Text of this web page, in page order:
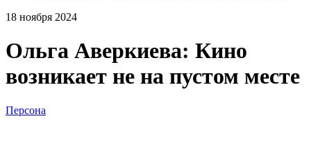
18 ноября 2024
Ольга Аверкиева: Кино
возникает не на пустом месте
Персона